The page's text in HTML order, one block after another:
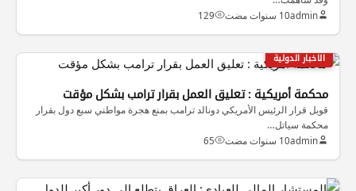
admin10 سنوات مضت 129
الاخبار الدولية
محكمة أمريكية : تعليق العمل بقرار ترامب بشكل مؤقت
قوبل قرار الرئيس الأمريكي دونالد ترامب بمنع هجرة مواطني سبع دول بقرار
محكمة سياتل…
admin10 سنوات مضت 65